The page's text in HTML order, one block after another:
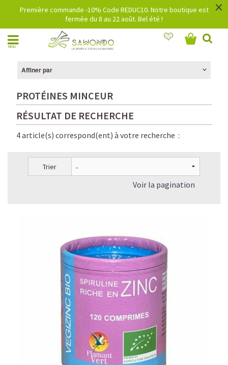
Première commande -10% Code REDUC10. Notre boutique est
fermée du 8 au 22 août. Bel été !
×
MENU
Affiner par
PROTÉINES MINCEUR
RÉSULTAT DE RECHERCHE
4 article(s) correspond(ent) à votre recherche :
Trier
Voir la pagination